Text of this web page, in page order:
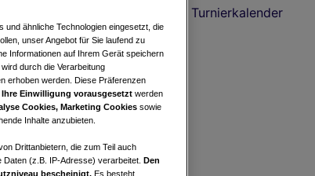
Turnierkalender
ähnliche Technologien eingesetzt, die
unser Angebot für Sie laufend zu
Informationen auf Ihrem Gerät speichern
durch die Verarbeitung
erhoben werden. Diese Präferenzen
Ihre Einwilligung vorausgesetzt werden
Cookies, Marketing Cookies sowie
Inhalte anzubieten.
Drittanbietern, die zum Teil auch
(z.B. IP-Adresse) verarbeitet. Den
bescheinigt. Es besteht